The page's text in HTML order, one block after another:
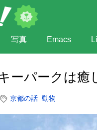
写真 Emacs
ーパークは癒
京都の話 動物